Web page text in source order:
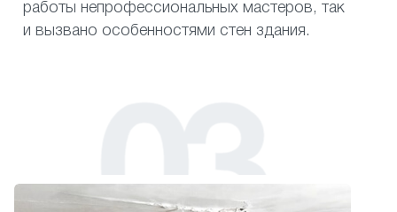
работы непрофессиональных мастеров, так
и вызвано особенностями стен здания.